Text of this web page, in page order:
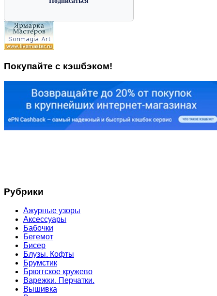
Покупайте с кэшбэком!
Рубрики
Ажурные узоры
Аксессуары
Бабочки
Бегемот
Бисер
Блузы. Кофты
Брумстик
Брюггское кружево
Варежки. Перчатки.
Вышивка